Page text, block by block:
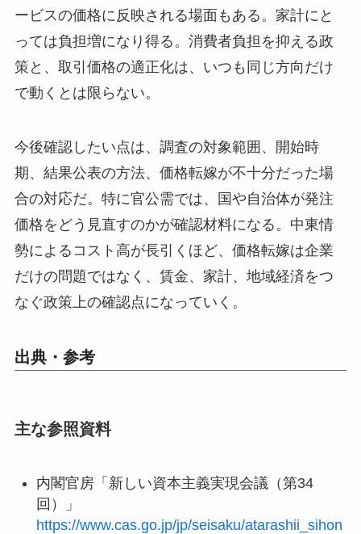
ービスの価格に反映される場面もある。家計にと
っては負担増になり得る。消費者負担を抑える政
策と、取引価格の適正化は、いつも同じ方向だけ
で動くとは限らない。
今後確認したい点は、調査の対象範囲、開始時
期、結果公表の方法、価格転嫁が不十分だった場
合の対応だ。特に官公需では、国や自治体が発注
価格をどう見直すのかが確認材料になる。中東情
勢によるコスト高が長引くほど、価格転嫁は企業
だけの問題ではなく、賃金、家計、地域経済をつ
なぐ政策上の確認点になっていく。
出典・参考
主な参照資料
内閣官房「新しい資本主義実現会議（第34
回）」
https://www.cas.go.jp/jp/seisaku/atarashii_sihon